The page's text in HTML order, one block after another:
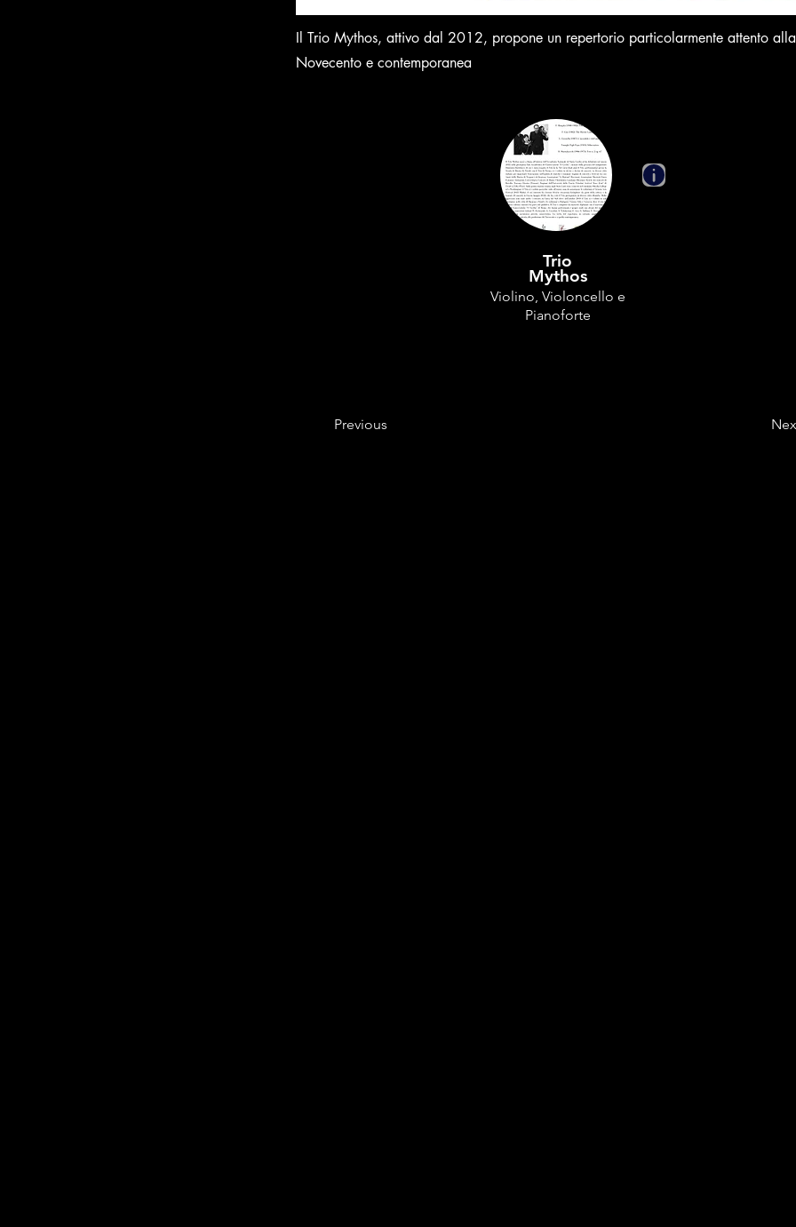
Il Trio Mythos, attivo dal 2012, propone un repertorio particolarmente attento
Novecento e contemporanea
Mythos
Trio
Violino, Violoncello e
Pianoforte
Previous